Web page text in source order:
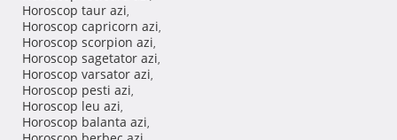
Horoscop taur azi,
Horoscop capricorn azi,
Horoscop scorpion azi,
Horoscop sagetator azi,
Horoscop varsator azi,
Horoscop pesti azi,
Horoscop leu azi,
Horoscop balanta azi,